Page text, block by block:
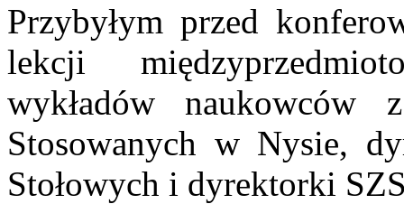
Przybyłym przed
lekcji
wykładów naukowców
Stosowanych w Nysie,
Stołowych i dyrektorki